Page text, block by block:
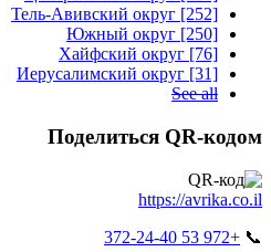
Тель-Авивский округ [252]
Южный округ [250]
Хайфский округ [76]
Иерусалимский округ [31]
See all
Поделиться QR-кодом
https://avrika.co.il
📞
+972 53 372-24-40